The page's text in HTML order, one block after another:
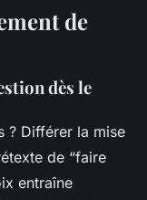
de
dès le
? Différer la mise
de “faire
entraîne